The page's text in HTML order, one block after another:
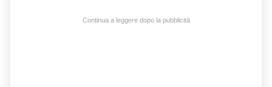
Continua a leggere dopo la pubblicità